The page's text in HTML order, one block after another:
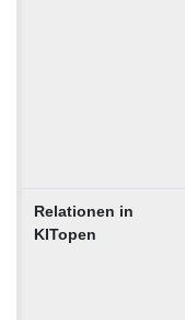
Relationen in
KITopen